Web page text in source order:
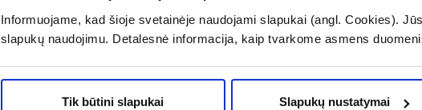
Informuojame, kad šioje svetainėje naudojami slapukai (angl. Cookies).
slapukų naudojimu. Detalesnė informacija, kaip tvarkome asmens
Tik būtini slapukai Slapukų nustatymai
AIMX lakštinė veido kaukė
su vitaminu C BRIGHTEN
ME, 1 vnt.
Įvertinimas 5.0 iš 5
BIODERMA kūno
ATODERM PP
500 ml
Įvertinimas 5.0 iš 5